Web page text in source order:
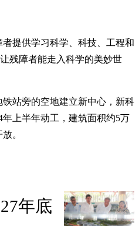
提供学习科学、科技、工程和
残障者能走入科学的美妙世
站旁的空地建立新中心，新科
上半年动工，建筑面积约5万
。
年底